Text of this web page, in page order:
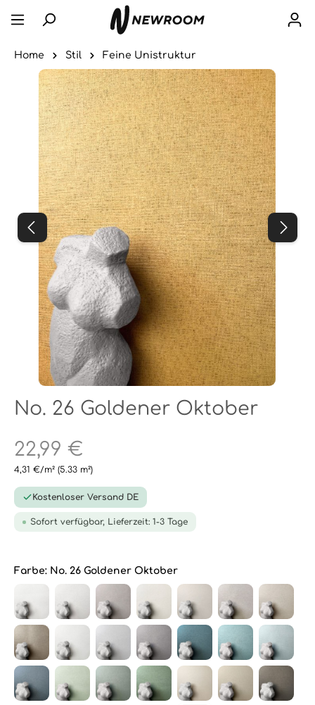
Home Stil Feine Unistruktur
No. 26 Goldener Oktober
22,99 €
4,31 €/m² (5.33 m²)
Kostenloser Versand DE
Sofort verfügbar, Lieferzeit: 1-3 Tage
Farbe: No. 26 Goldener Oktober